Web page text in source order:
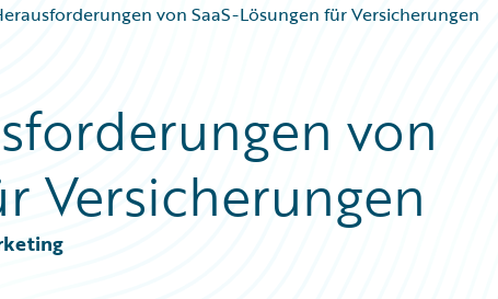
von SaaS-Lösungen für Versicherungen
von
Versicherungen